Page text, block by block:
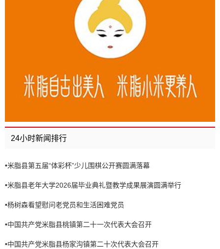
24小时新闻排行
•米脂县第五届“体彩杯”少儿围棋公开赛圆满落幕
•米脂县老年大学2026届毕业典礼暨教学成果展演圆满举行
•杨树森看望慰问老党员和生活困难党员
•中国共产党米脂县桃镇第二十一次代表大会召开
•中国共产党米脂县杨家沟镇第二十次代表大会召开